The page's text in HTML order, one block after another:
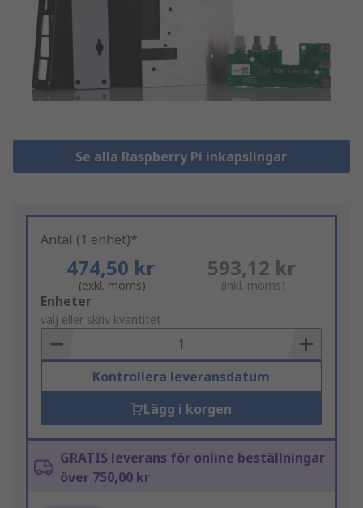
Se alla Raspberry Pi inkapslingar
Antal (1 enhet)*
474,50 kr
(exkl. moms)
593,12 kr
(inkl. moms)
Add
to
Basket
Enheter
välj eller skriv kvantitet
Kontrollera leveransdatum
Lägg i korgen
GRATIS leverans för online beställningar
över 750,00 kr